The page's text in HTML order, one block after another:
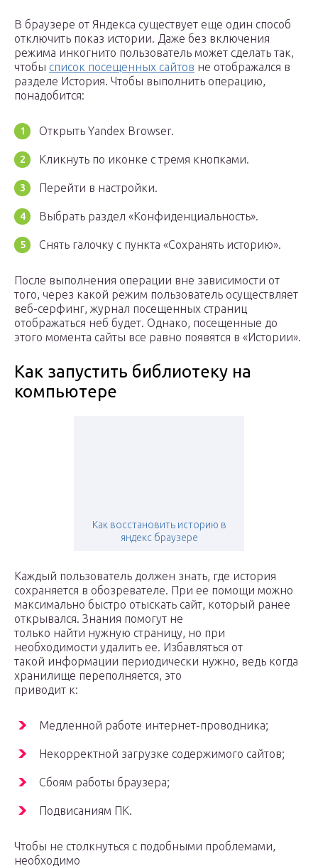
В браузере от Яндекса существует еще один способ
отключить показ истории. Даже без включения
режима инкогнито пользователь может сделать так,
чтобы список посещенных сайтов не отображался в
разделе История. Чтобы выполнить операцию,
понадобится:
Открыть Yandex Browser.
Кликнуть по иконке с тремя кнопками.
Перейти в настройки.
Выбрать раздел «Конфиденциальность».
Снять галочку с пункта «Сохранять историю».
После выполнения операции вне зависимости от
того, через какой режим пользователь осуществляет
веб-серфинг, журнал посещенных страниц
отображаться неб будет. Однако, посещенные до
этого момента сайты все равно появятся в «Истории».
Как запустить библиотеку на
компьютере
Как восстановить историю в
яндекс браузере
Каждый пользователь должен знать, где история
сохраняется в обозревателе. При ее помощи можно
максимально быстро отыскать сайт, который ранее
открывался. Знания помогут не
только найти нужную страницу, но при
необходимости удалить ее. Избавляться от
такой информации периодически нужно, ведь когда
хранилище переполняется, это
приводит к:
Медленной работе интернет-проводника;
Некорректной загрузке содержимого сайтов;
Сбоям работы браузера;
Подвисаниям ПК.
Чтобы не столкнуться с подобными проблемами,
необходимо